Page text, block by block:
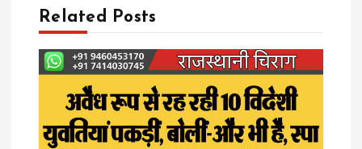
a
v
g
Related Posts